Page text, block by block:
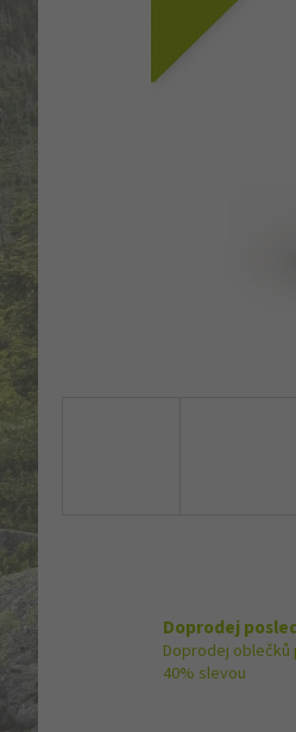
Doprodej
Doprodej oblečků
40% slevou